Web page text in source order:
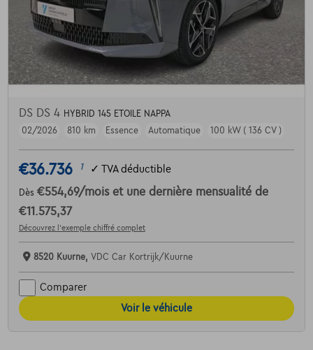
DS DS 4 HYBRID 145 ETOILE NAPPA
02/2026
810 km Essence Automatique 100 kW ( 136 CV )
€36.736 1 ✓ TVA déductible
Dès €554,69/mois et une dernière mensualité de
€11.575,37
Découvrez l’exemple chiffré complet
8520 Kuurne, VDC Car Kortrijk/Kuurne
Comparer
Voir le véhicule